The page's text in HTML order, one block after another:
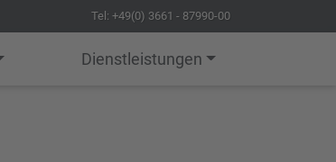
Tel: +49(0) 3661 - 87990-00
Dienstleistungen